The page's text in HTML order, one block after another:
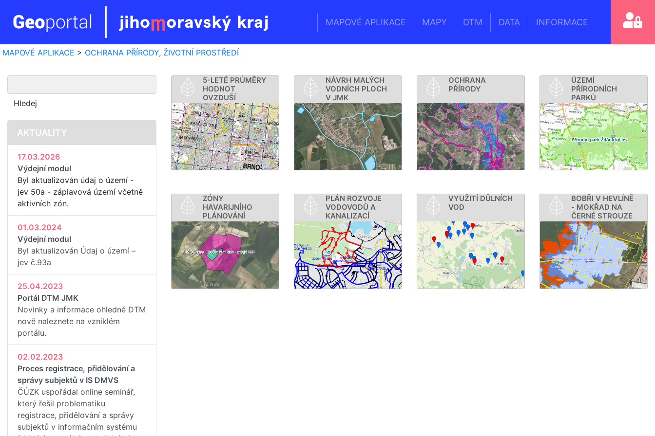
Geoportál
kraje
MAPOVÉ APLIKACE MAPY DTM DATA INFORMACE
MAPOVÉ APLIKACE > OCHRANA PŘÍRODY, ŽIVOTNÍ PROSTŘEDÍ
AKTUALITY
17.03.2026
Výdejní modul
Byl aktualizován údaj o území -
jev 50a - záplavová území včetně
aktivních zón.
01.03.2024
Výdejní modul
Byl aktualizován Údaj o území –
jev č.93a
25.04.2023
Portál DTM JMK
Novinky a informace ohledně DTM
nově naleznete na vzniklém
portálu.
02.02.2023
Proces registrace, přidělování a
správy subjektů v IS DMVS
ČÚZK uspořádal online seminář,
který řešil problematiku
registrace, přidělování a správy
subjektů v informačním systému
5-LETÉ PRŮMĚRY
HODNOT
OVZDUŠÍ
NÁVRH MALÝCH
VODNÍCH PLOCH
V JMK
OCHRANA
PŘÍRODY
ÚZEMÍ
PŘÍRODNÍCH
PARKŮ
ZÓNY
HAVARIJNÍHO
PLÁNOVÁNÍ
PLÁN ROZVOJE
VODOVODŮ A
KANALIZACÍ
VYUŽITÍ DŮLNÍCH
VOD
BOBŘI V HEVLÍNĚ
- MOKŘAD NA
ČERNÉ STROUZE